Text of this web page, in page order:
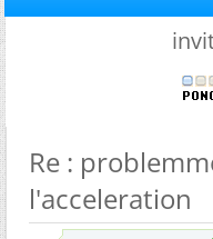
Re :
l'acceleration